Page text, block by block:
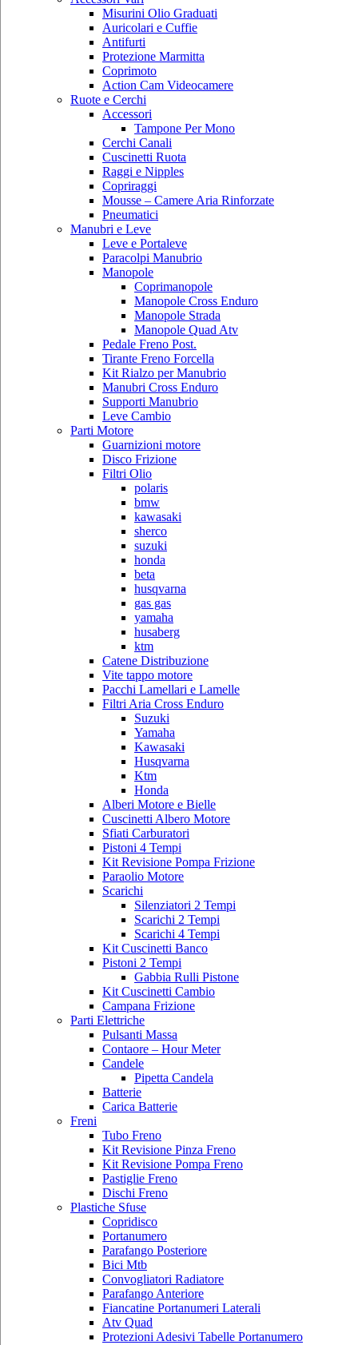
Misurini Olio Graduati
Auricolari e Cuffie
Antifurti
Protezione Marmitta
Coprimoto
Action Cam Videocamere
Ruote e Cerchi
Accessori
Tampone Per Mono
Cerchi Canali
Cuscinetti Ruota
Raggi e Nipples
Copriraggi
Mousse – Camere Aria Rinforzate
Pneumatici
Manubri e Leve
Leve e Portaleve
Paracolpi Manubrio
Manopole
Coprimanopole
Manopole Cross Enduro
Manopole Strada
Manopole Quad Atv
Pedale Freno Post.
Tirante Freno Forcella
Kit Rialzo per Manubrio
Manubri Cross Enduro
Supporti Manubrio
Leve Cambio
Parti Motore
Guarnizioni motore
Disco Frizione
Filtri Olio
polaris
bmw
kawasaki
sherco
suzuki
honda
beta
husqvarna
gas gas
yamaha
husaberg
ktm
Catene Distribuzione
Vite tappo motore
Pacchi Lamellari e Lamelle
Filtri Aria Cross Enduro
Suzuki
Yamaha
Kawasaki
Husqvarna
Ktm
Honda
Alberi Motore e Bielle
Cuscinetti Albero Motore
Sfiati Carburatori
Pistoni 4 Tempi
Kit Revisione Pompa Frizione
Paraolio Motore
Scarichi
Silenziatori 2 Tempi
Scarichi 2 Tempi
Scarichi 4 Tempi
Kit Cuscinetti Banco
Pistoni 2 Tempi
Gabbia Rulli Pistone
Kit Cuscinetti Cambio
Campana Frizione
Parti Elettriche
Pulsanti Massa
Contaore – Hour Meter
Candele
Pipetta Candela
Batterie
Carica Batterie
Freni
Tubo Freno
Kit Revisione Pinza Freno
Kit Revisione Pompa Freno
Pastiglie Freno
Dischi Freno
Plastiche Sfuse
Copridisco
Portanumero
Parafango Posteriore
Bici Mtb
Convogliatori Radiatore
Parafango Anteriore
Fiancatine Portanumeri Laterali
Atv Quad
Protezioni Adesivi Tabelle Portanumero